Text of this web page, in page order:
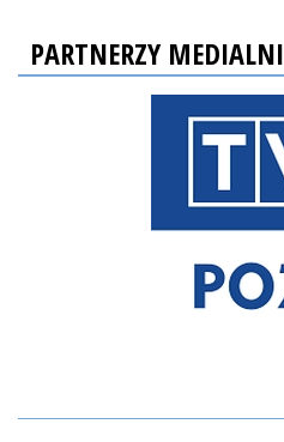
PARTNERZY MEDIALNI